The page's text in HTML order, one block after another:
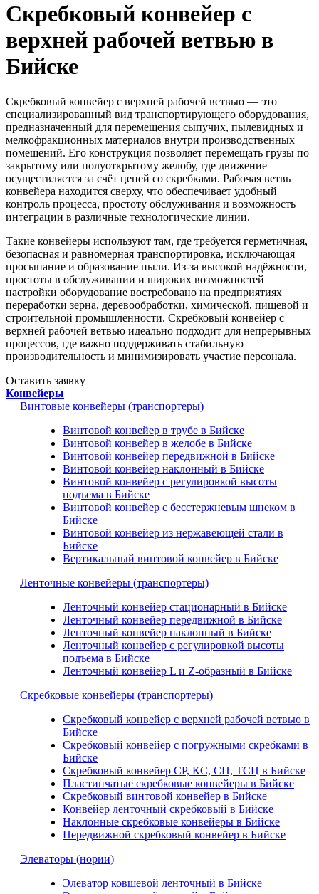
Скребковый конвейер с
верхней рабочей ветвью в
Бийске
Скребковый конвейер с верхней рабочей ветвью — это
специализированный вид транспортирующего оборудования,
предназначенный для перемещения сыпучих, пылевидных и
мелкофракционных материалов внутри производственных
помещений. Его конструкция позволяет перемещать грузы по
закрытому или полуоткрытому желобу, где движение
осуществляется за счёт цепей со скребками. Рабочая ветвь
конвейера находится сверху, что обеспечивает удобный
контроль процесса, простоту обслуживания и возможность
интеграции в различные технологические линии.
Такие конвейеры используют там, где требуется герметичная,
безопасная и равномерная транспортировка, исключающая
просыпание и образование пыли. Из-за высокой надёжности,
простоты в обслуживании и широких возможностей
настройки оборудование востребовано на предприятиях
переработки зерна, деревообработки, химической, пищевой и
строительной промышленности. Скребковый конвейер с
верхней рабочей ветвью идеально подходит для непрерывных
процессов, где важно поддерживать стабильную
производительность и минимизировать участие персонала.
Оставить заявку
Конвейеры
Винтовые конвейеры (транспортеры)
Винтовой конвейер в трубе в Бийске
Винтовой конвейер в желобе в Бийске
Винтовой конвейер передвижной в Бийске
Винтовой конвейер наклонный в Бийске
Винтовой конвейер с регулировкой высоты
подъема в Бийске
Винтовой конвейер с бесстержневым шнеком в
Бийске
Винтовой конвейер из нержавеющей стали в
Бийске
Вертикальный винтовой конвейер в Бийске
Ленточные конвейеры (транспортеры)
Ленточный конвейер стационарный в Бийске
Ленточный конвейер передвижной в Бийске
Ленточный конвейер наклонный в Бийске
Ленточный конвейер с регулировкой высоты
подъема в Бийске
Ленточный конвейер L и Z-образный в Бийске
Скребковые конвейеры (транспортеры)
Скребковый конвейер с верхней рабочей ветвью в
Бийске
Скребковый конвейер с погружными скребками в
Бийске
Скребковый конвейер СР, КС, СП, ТСЦ в Бийске
Пластинчатые скребковые конвейеры в Бийске
Скребковый винтовой конвейер в Бийске
Конвейер ленточный скребковый в Бийске
Наклонные скребковые конвейеры в Бийске
Передвижной скребковый конвейер в Бийске
Элеваторы (нории)
Элеватор ковшевой ленточный в Бийске